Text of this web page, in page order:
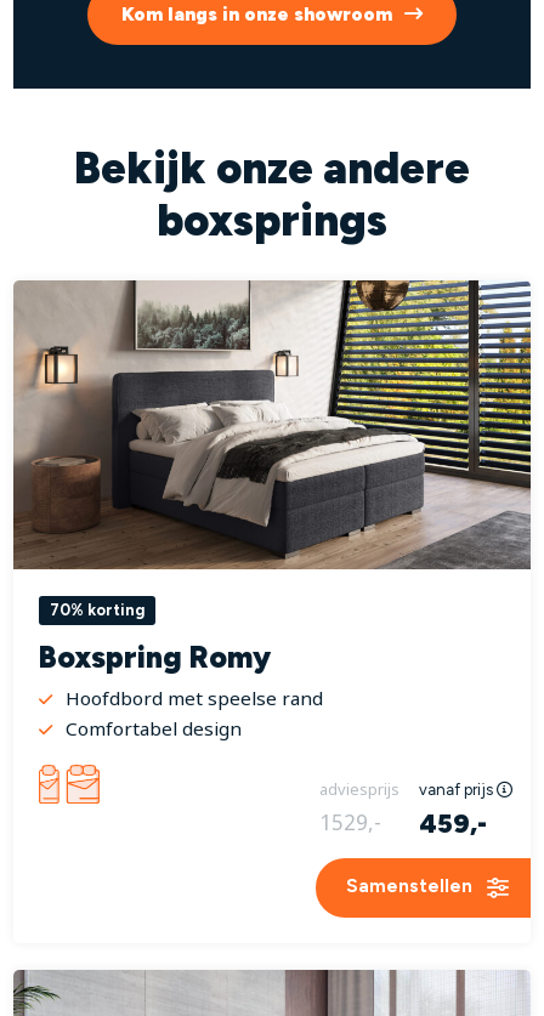
Kom langs in onze showroom
Bekijk onze andere
boxsprings
70% korting
Boxspring Romy
Hoofdbord met speelse rand
Comfortabel design
adviesprijs vanaf prijs
1529,- 459,-
Samenstellen